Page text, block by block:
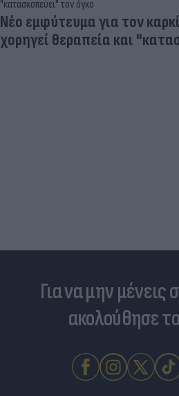
Νέο εμφύτευμα για τον
χορηγεί θεραπεία και
Για να μην μένεις
ακολούθησε